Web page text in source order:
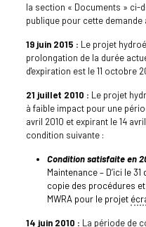
la section « Documents » ci-
publique pour cette demande
19 juin 2015 : Le projet
prolongation de la durée
d'expiration est le 11 octobre
21 juillet 2010 : Le projet
à faible impact pour une
avril 2010 et expirant le 14
condition suivante :
Condition satisfaite en
Maintenance – D’ici le
copie des procédures
MWRA pour le projet
14 juin 2010 : La période de